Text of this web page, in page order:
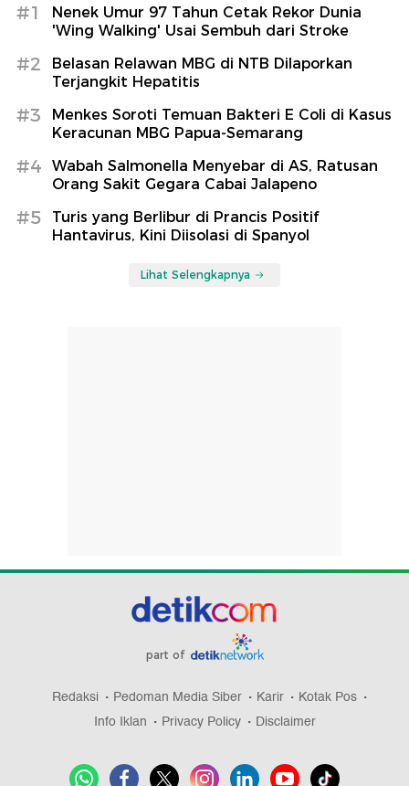
#1
Nenek Umur 97 Tahun Cetak Rekor Dunia
'Wing Walking' Usai Sembuh dari Stroke
#2
Belasan Relawan MBG di NTB Dilaporkan
Terjangkit Hepatitis
#3
Menkes Soroti Temuan Bakteri E Coli di Kasus
Keracunan MBG Papua-Semarang
#4
Wabah Salmonella Menyebar di AS, Ratusan
Orang Sakit Gegara Cabai Jalapeno
#5
Turis yang Berlibur di Prancis Positif
Hantavirus, Kini Diisolasi di Spanyol
Lihat Selengkapnya
part of
Redaksi Pedoman Media Siber Karir
Kotak Pos
Info Iklan
Privacy Policy Disclaimer